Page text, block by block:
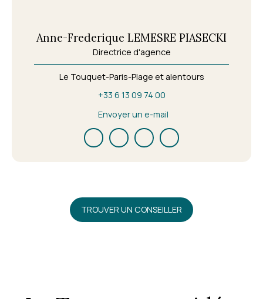
Anne-Frederique LEMESRE PIASECKI
Directrice d'agence
Le Touquet-Paris-Plage et alentours
+33 6 13 09 74 00
Envoyer un e-mail
TROUVER UN CONSEILLER